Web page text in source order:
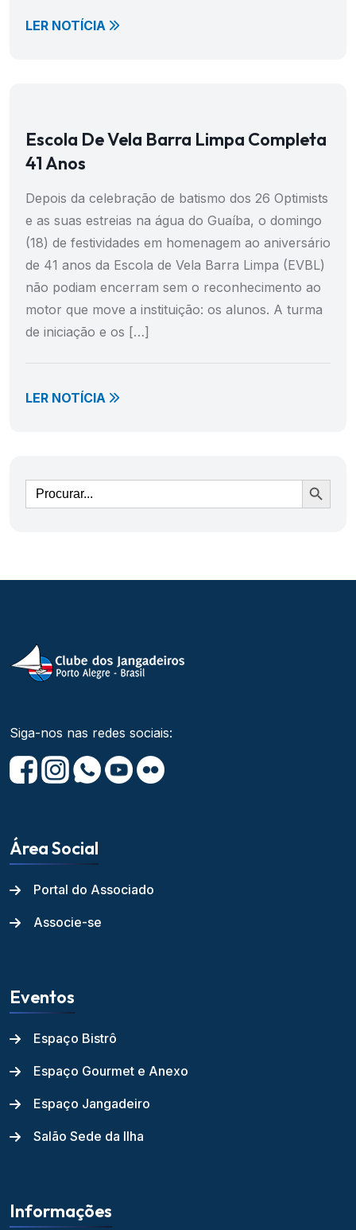
LER NOTÍCIA
Escola De Vela Barra Limpa Completa
41 Anos
Depois da celebração de batismo dos 26 Optimists
e as suas estreias na água do Guaíba, o domingo
(18) de festividades em homenagem ao aniversário
de 41 anos da Escola de Vela Barra Limpa (EVBL)
não podiam encerram sem o reconhecimento ao
motor que move a instituição: os alunos. A turma
de iniciação e os […]
LER NOTÍCIA
Ir
Siga-nos nas redes sociais:
Área Social
Portal do Associado
Associe-se
Eventos
Espaço Bistrô
Espaço Gourmet e Anexo
Espaço Jangadeiro
Salão Sede da Ilha
Informações